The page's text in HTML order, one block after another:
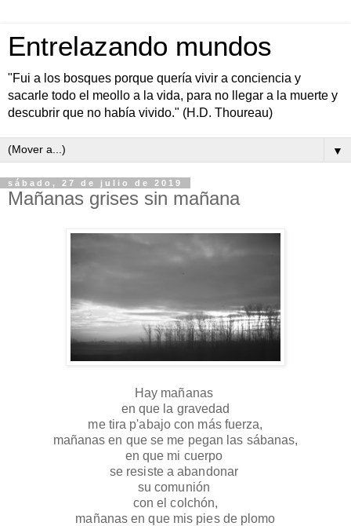
Entrelazando mundos
"Fui a los bosques porque quería vivir a conciencia y
sacarle todo el meollo a la vida, para no llegar a la muerte y
descubrir que no había vivido." (H.D. Thoureau)
▼
sábado, 27 de julio de 2019
Mañanas grises sin mañana
Hay mañanas
en que la gravedad
me tira p'abajo con más fuerza,
mañanas en que se me pegan las sábanas,
en que mi cuerpo
se resiste a abandonar
su comunión
con el colchón,
mañanas en que mis pies de plomo